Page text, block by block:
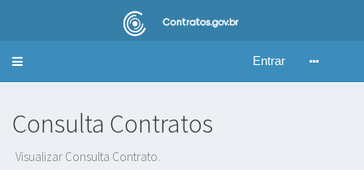
Alternar
Entrar
Consulta Contratos
Visualizar Consulta Contrato.